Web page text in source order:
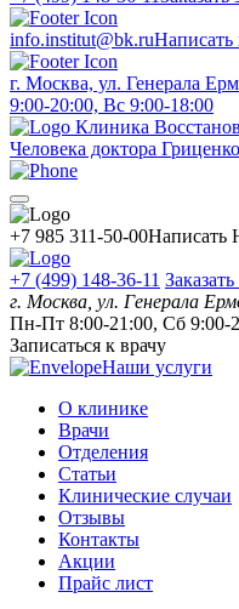
info.institut@bk.ruНаписать
г. Москва, ул. Генерала
9:00-20:00, Вс 9:00-18:00
Клиника
Человека доктора Гриценко
+7 985 311-50-00Написать
+7 (499) 148-36-11
г. Москва, ул. Генерала
Пн-Пт 8:00-21:00, Сб 9:00-
Записаться к врачу
Наши услуги
О клинике
Врачи
Отделения
Статьи
Клинические случаи
Отзывы
Контакты
Акции
Прайс лист